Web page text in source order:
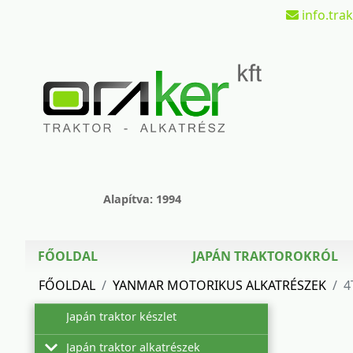
Alapítva: 1994
FŐOLDAL JAPÁN TRAKTOROKRÓL
FŐOLDAL
YANMAR MOTORIKUS ALKATRÉSZEK
Japán traktor készlet
Japán traktor alkatrészek